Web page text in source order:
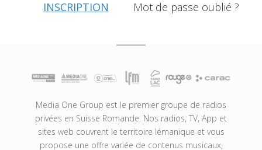
INSCRIPTION Mot de passe oublié ?
Media One Group est le premier groupe de radios
privées en Suisse Romande. Nos radios, TV, App et
sites web couvrent le territoire lémanique et vous
propose une offre variée de contenus musicaux,